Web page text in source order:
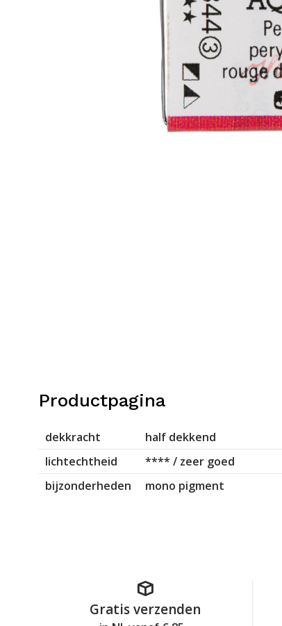
Productpagina
dekkracht
half dekkend
lichtechtheid
**** / zeer goed
bijzonderheden
mono pigment
Gratis verzenden